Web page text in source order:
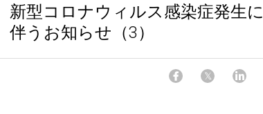
新型コロナウィルス感染症発生に
伴うお知らせ（3）